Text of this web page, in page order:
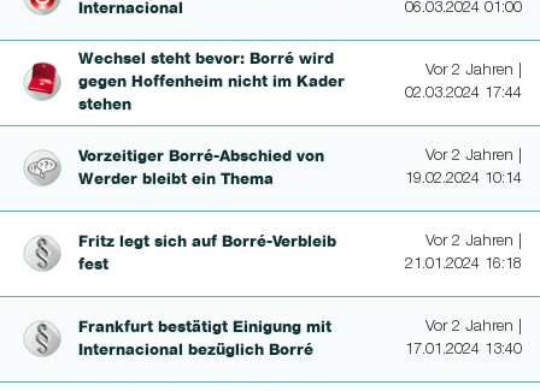
In­ter­nacio­nal
06.03.2024 01:00
Wechsel steht bevor: Borré wird
gegen Hoffenheim nicht im Kader
stehen
Vor 2 Jahren |
02.03.2024 17:44
Vorzeitiger Borré-Abschied von
Werder bleibt ein Thema
Vor 2 Jahren |
19.02.2024 10:14
Fritz legt sich auf Borré-Verbleib
fest
Vor 2 Jahren |
21.01.2024 16:18
Frankfurt bestätigt Einigung mit
In­ter­nacio­nal bezüglich Borré
Vor 2 Jahren |
17.01.2024 13:40